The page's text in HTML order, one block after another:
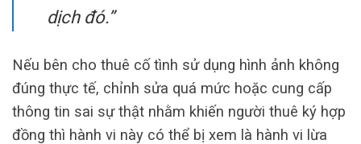
dịch đó.”
Nếu bên cho thuê cố tình sử dụng hình ảnh không
đúng thực tế, chỉnh sửa quá mức hoặc cung cấp
thông tin sai sự thật nhằm khiến người thuê ký hợp
đồng thì hành vi này có thể bị xem là hành vi lừa